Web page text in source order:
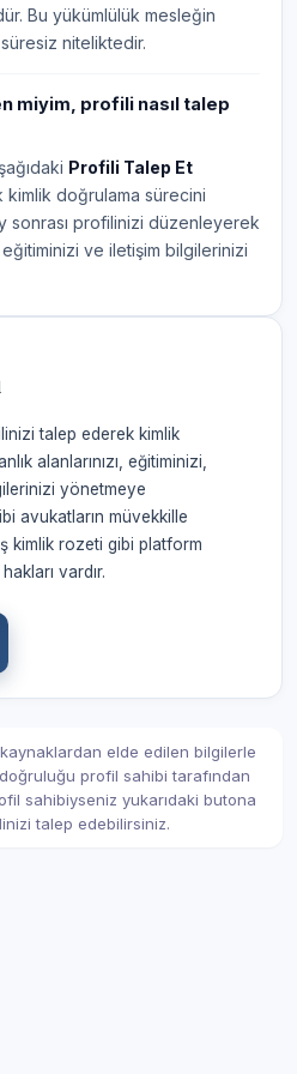
Bu yükümlülük mesleğin
niteliktedir.
miyim, profili nasıl talep
Profili Talep Et
kimlik doğrulama sürecini
sonrası profilinizi düzenleyerek
eğitiminizi ve iletişim bilgilerinizi
talep ederek kimlik
alanlarınızı, eğitiminizi,
yönetmeye
avukatların müvekkille
kimlik rozeti gibi platform
vardır.
elde edilen bilgilerle
profil sahibi tarafından
sahibiyseniz yukarıdaki butona
talep edebilirsiniz.